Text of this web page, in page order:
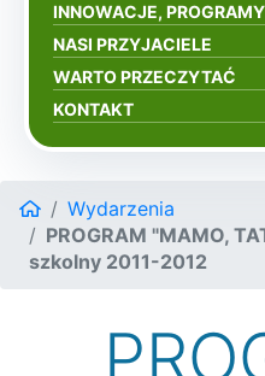
INNOWACJE, PROGRAMY
NASI PRZYJACIELE
WARTO PRZECZYTAĆ
KONTAKT
Wydarzenia
PROGRAM "MAMO,
szkolny 2011-2012